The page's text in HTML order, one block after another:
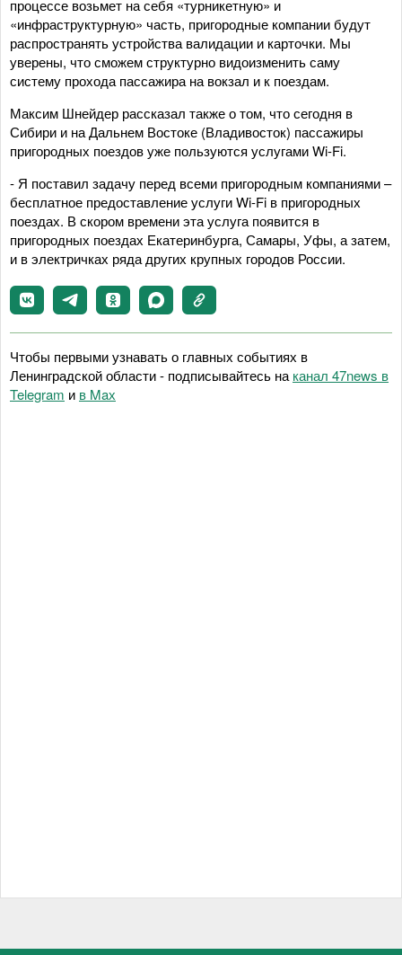
процессе возьмет на себя «турникетную» и
«инфраструктурную» часть, пригородные компании будут
распространять устройства валидации и карточки. Мы
уверены, что сможем структурно видоизменить саму
систему прохода пассажира на вокзал и к поездам.
Максим Шнейдер рассказал также о том, что сегодня в
Сибири и на Дальнем Востоке (Владивосток) пассажиры
пригородных поездов уже пользуются услугами Wi-Fi.
- Я поставил задачу перед всеми пригородным компаниями –
бесплатное предоставление услуги Wi-Fi в пригородных
поездах. В скором времени эта услуга появится в
пригородных поездах Екатеринбурга, Самары, Уфы, а затем,
и в электричках ряда других крупных городов России.
Чтобы первыми узнавать о главных событиях в
Ленинградской области - подписывайтесь на канал 47news в
Telegram и в Maх